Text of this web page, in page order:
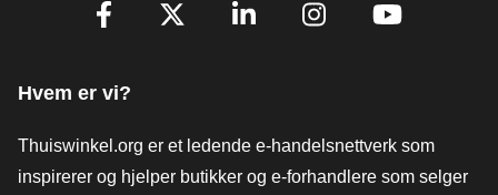
[_General:SocialMediaTitle]
Hvem er vi?
Thuiswinkel.org er et ledende e-handelsnettverk som
inspirerer og hjelper butikker og e-forhandlere som selger